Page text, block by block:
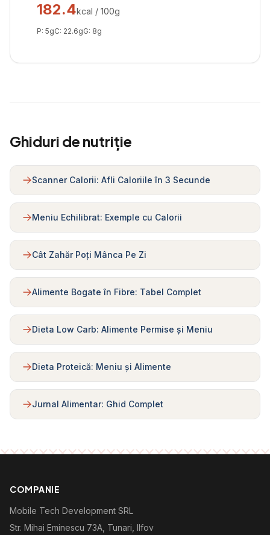
182.4kcal / 100g
P: 5gC: 22.6gG: 8g
Ghiduri de nutriție
Scanner Calorii: Afli Caloriile în 3 Secunde
Meniu Echilibrat: Exemple cu Calorii
Cât Zahăr Poți Mânca Pe Zi
Alimente Bogate în Fibre: Tabel Complet
Dieta Low Carb: Alimente Permise și Meniu
Dieta Proteică: Meniu și Alimente
Jurnal Alimentar: Ghid Complet
COMPANIE
Mobile Tech Development SRL
Str. Mihai Eminescu 73A, Tunari, Ilfov